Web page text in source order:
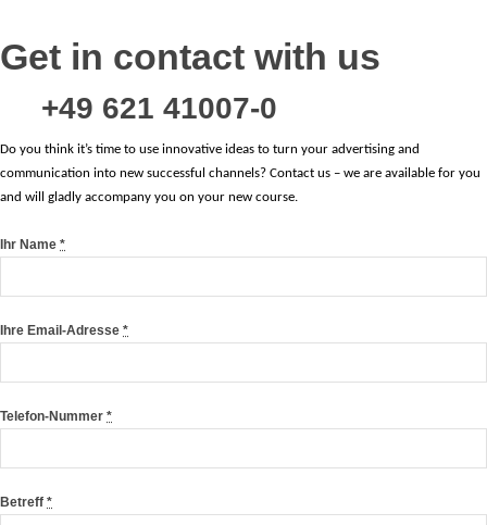
Get in contact with us
+49 621 41007-0
Do you think it’s time to use innovative ideas to turn your advertising and
communication into new successful channels? Contact us – we are available for you
and will gladly accompany you on your new course.
Ihr Name *
Ihre Email-Adresse *
Telefon-Nummer *
Betreff *